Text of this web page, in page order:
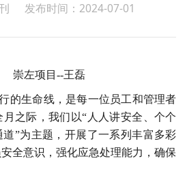
发布时间：2024-07-01
崇左项目--王磊
的生命线，是每一位员工和管理者
之际，我们以“人人讲安全、个个
”为主题，开展了一系列丰富多彩
全意识，强化应急处理能力，确保